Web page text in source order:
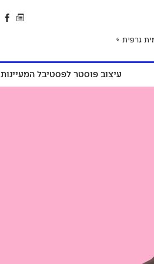
גרפית 6
עיצוב פוסטר לפסטיבל המעיינות